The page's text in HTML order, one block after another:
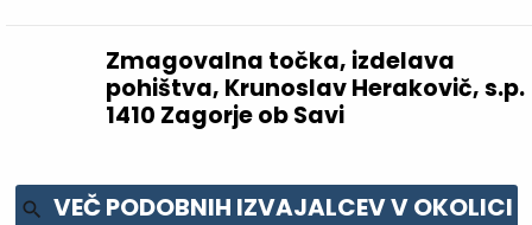
Zmagovalna točka, izdelava
pohištva, Krunoslav Herakovič, s.p.
1410 Zagorje ob Savi
VEČ PODOBNIH IZVAJALCEV V OKOLICI